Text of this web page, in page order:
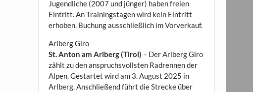
Jugendliche (2007 und jünger) haben freien
Eintritt. An Trainingstagen wird kein Eintritt
erhoben. Buchung ausschließlich im Vorverkauf.
Arlberg Giro
St. Anton am Arlberg (Tirol) – Der Arlberg Giro
zählt zu den anspruchsvollsten Radrennen der
Alpen. Gestartet wird am 3. August 2025 in
Arlberg. Anschließend führt die Strecke über